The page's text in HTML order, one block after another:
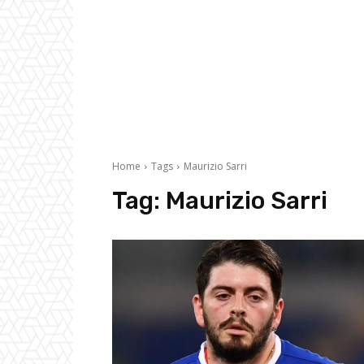
Home Tags Maurizio Sarri
Tag: Maurizio Sarri